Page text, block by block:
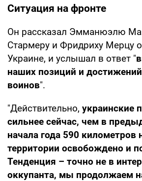
Ситуация на фронте
Он рассказал Эмманюэлю
Стармеру и Фридриху Мерцу
Украине, и услышал в ответ "
наших позиций и
воинов".
"Действительно, украинские
сильнее сейчас, чем в
начала года 590 километров
территории освобождено и
Тенденция – точно не в
оккупанта, мы продолжаем